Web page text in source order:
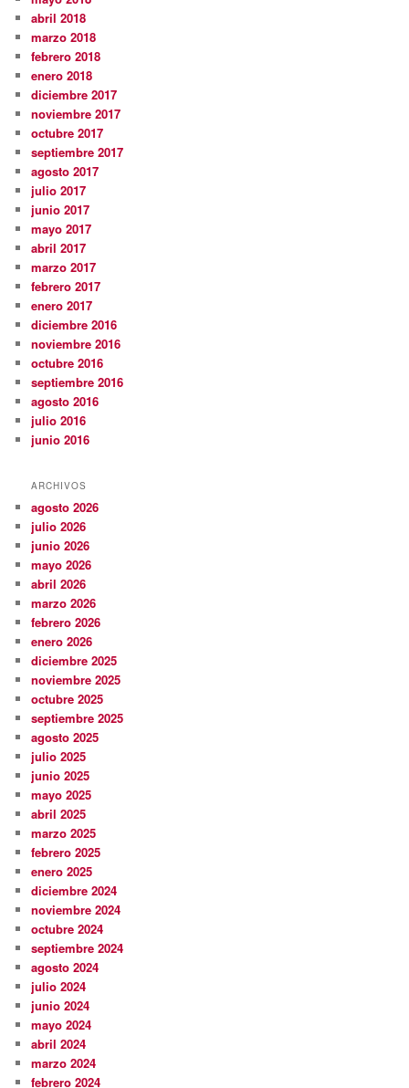
abril 2018
marzo 2018
febrero 2018
enero 2018
diciembre 2017
noviembre 2017
octubre 2017
septiembre 2017
agosto 2017
julio 2017
junio 2017
mayo 2017
abril 2017
marzo 2017
febrero 2017
enero 2017
diciembre 2016
noviembre 2016
octubre 2016
septiembre 2016
agosto 2016
julio 2016
junio 2016
ARCHIVOS
agosto 2026
julio 2026
junio 2026
mayo 2026
abril 2026
marzo 2026
febrero 2026
enero 2026
diciembre 2025
noviembre 2025
octubre 2025
septiembre 2025
agosto 2025
julio 2025
junio 2025
mayo 2025
abril 2025
marzo 2025
febrero 2025
enero 2025
diciembre 2024
noviembre 2024
octubre 2024
septiembre 2024
agosto 2024
julio 2024
junio 2024
mayo 2024
abril 2024
marzo 2024
febrero 2024